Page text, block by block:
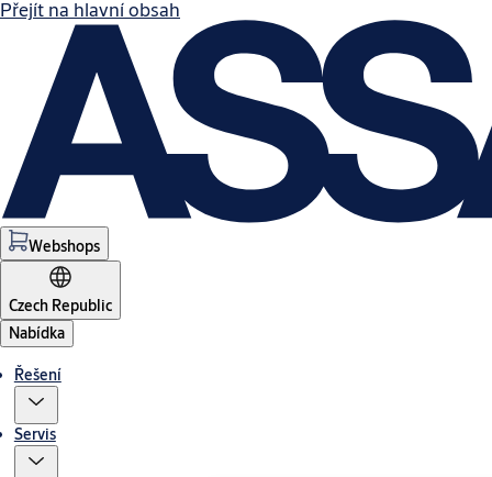
Přejít na hlavní obsah
Webshops
Czech Republic
Nabídka
Řešení
Servis